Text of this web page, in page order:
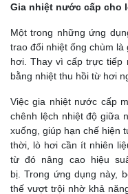
Gia nhiệt nước cấp cho
Một trong những ứng
trao đổi nhiệt ống chùm
hơi. Thay vì cấp trực
bằng nhiệt thu hồi từ hơi
Việc gia nhiệt nước cấp
chênh lệch nhiệt độ giữa
xuống, giúp hạn chế hiện
thời, lò hơi cần ít nhiên
từ đó nâng cao hiệu
bị.Trong ứng dụng này,
thế vượt trội nhờ khả